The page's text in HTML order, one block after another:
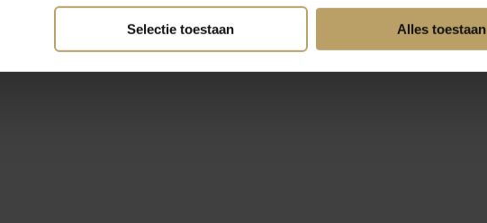
Selectie toestaan Alles toestaan